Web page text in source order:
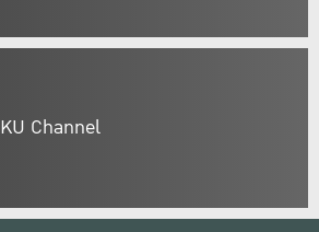
KU Channel